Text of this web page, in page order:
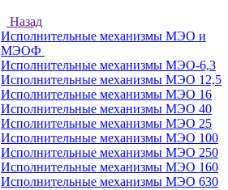
Назад
Исполнительные механизмы МЭО и
МЭОФ
Исполнительные механизмы МЭО-6,3
Исполнительные механизмы МЭО 12,5
Исполнительные механизмы МЭО 16
Исполнительные механизмы МЭО 40
Исполнительные механизмы МЭО 25
Исполнительные механизмы МЭО 100
Исполнительные механизмы МЭО 250
Исполнительные механизмы МЭО 160
Исполнительные механизмы МЭО 630